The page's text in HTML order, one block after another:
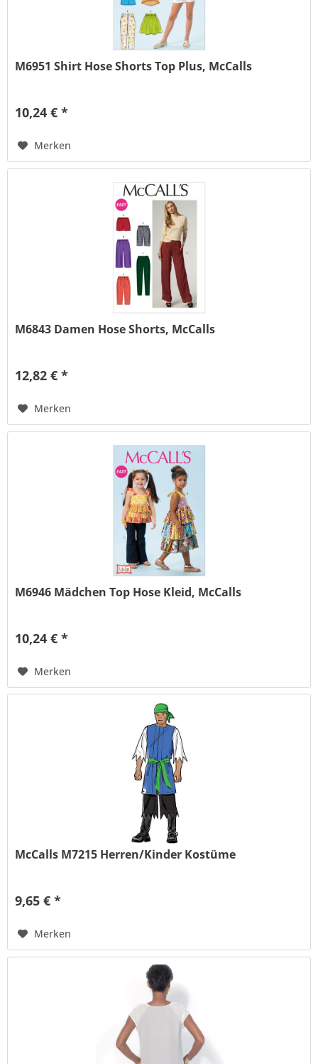
M6951 Shirt Hose Shorts Top Plus, McCalls
10,24 € *
Merken
M6843 Damen Hose Shorts, McCalls
12,82 € *
Merken
M6946 Mädchen Top Hose Kleid, McCalls
10,24 € *
Merken
McCalls M7215 Herren/Kinder Kostüme
9,65 € *
Merken